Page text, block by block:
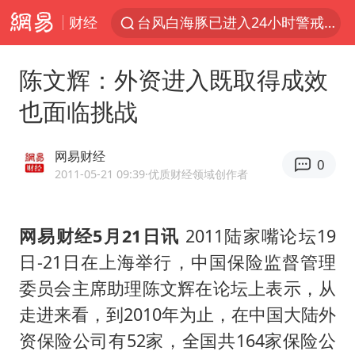
财经
台风白海豚已进入24小时警戒线
“东北超”哈尔滨主场收官战小贴士
考生称遭第二名花钱劝退 当地再通报
泉州市委书记张毅恭被查
微信新功能：你可以“撤回”你的撤回
“中国蔬菜之乡”最高温达41.8℃
老人离世案亲属质疑记录仪
中医教你一招提升气血
“今天得有40℃了吧 为啥还不预警”
陈文辉：外资进入既取得成效
也面临挑战
网易财经
2011-05-21 09:39·优质财经领域创作者
0
网易财经5月21日讯 2011陆家嘴论坛19
日-21日在上海举行，中国保险监督管理
委员会主席助理陈文辉在论坛上表示，从
走进来看，到2010年为止，在中国大陆外
资保险公司有52家，全国共164家保险公